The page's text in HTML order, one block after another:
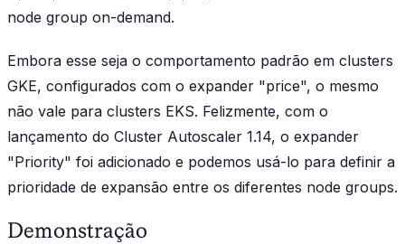
node group on-demand.
Embora esse seja o comportamento padrão em clusters
GKE, configurados com o expander "price", o mesmo
não vale para clusters EKS. Felizmente, com o
lançamento do Cluster Autoscaler 1.14, o expander
"Priority" foi adicionado e podemos usá-lo para definir a
prioridade de expansão entre os diferentes node groups.
Demonstração